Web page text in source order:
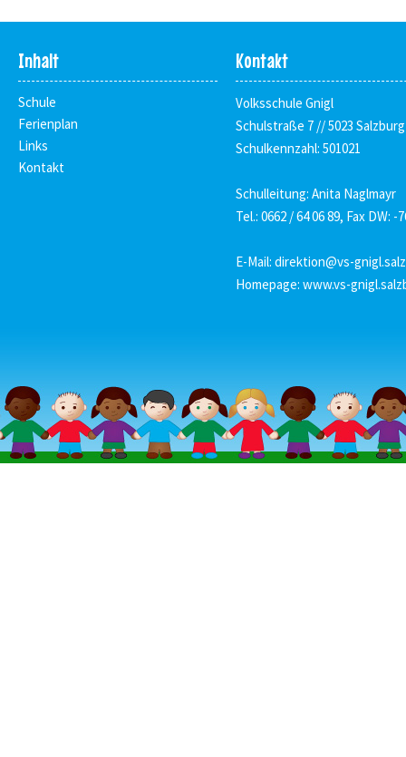
Inhalt
Schule
Ferienplan
Links
Kontakt
Kontakt
Volksschule Gnigl
Schulstraße 7 // 5023 Salzburg
Schulkennzahl: 501021
Schulleitung: Anita Naglmayr
Tel.: 0662 / 64 06 89, Fax DW: -
E-Mail: direktion@vs-
Homepage: www.vs-